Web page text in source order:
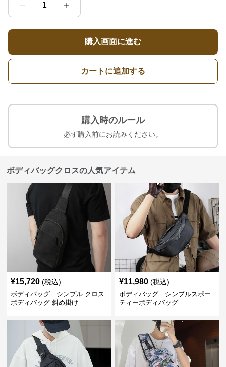
1
購入画面に進む
カートに追加する
購入時のルール
必ず購入前にお読みください。
ボディバッグクロスの人気アイテム
¥15,720 (税込)
ボディバッグ シンプル クロス
ボディバッグ 斜め掛け
¥11,980 (税込)
ボディバッグ シンプルスポー
ティーボディバッグ